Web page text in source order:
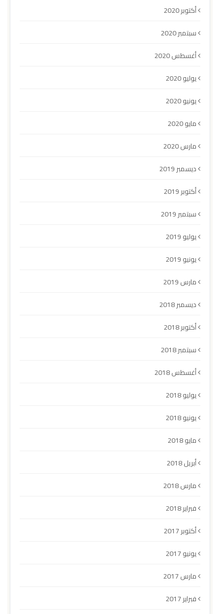
أكتوبر 2020
سبتمبر 2020
أغسطس 2020
يوليو 2020
يونيو 2020
مايو 2020
مارس 2020
ديسمبر 2019
أكتوبر 2019
سبتمبر 2019
يوليو 2019
يونيو 2019
مارس 2019
ديسمبر 2018
أكتوبر 2018
سبتمبر 2018
أغسطس 2018
يوليو 2018
يونيو 2018
مايو 2018
أبريل 2018
مارس 2018
فبراير 2018
أكتوبر 2017
يونيو 2017
مارس 2017
فبراير 2017